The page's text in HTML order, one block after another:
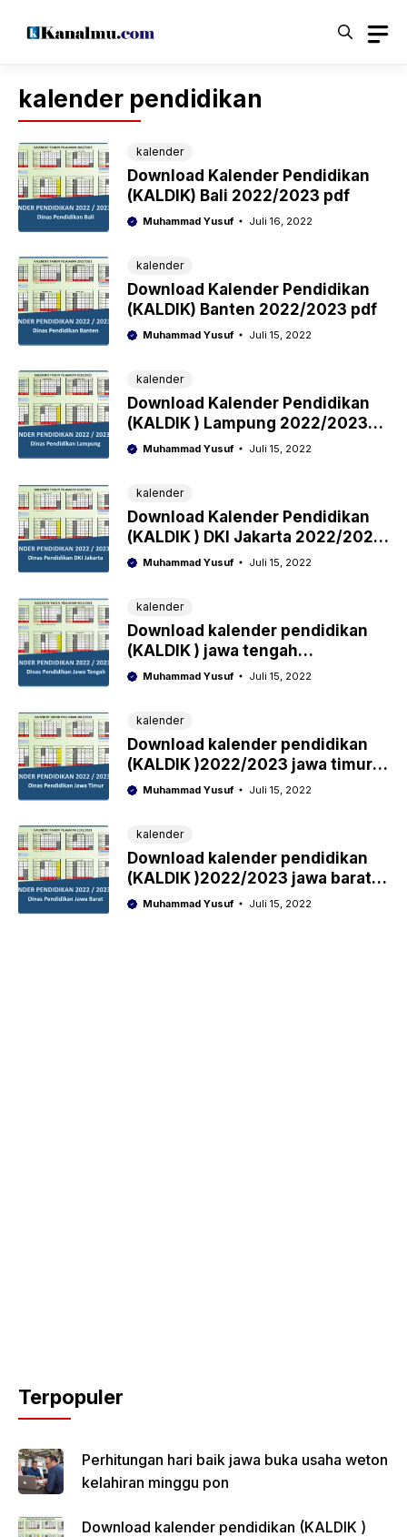
kalender pendidikan
kalender
Download Kalender Pendidikan
(KALDIK) Bali 2022/2023 pdf
Muhammad Yusuf Juli 16, 2022
kalender
Download Kalender Pendidikan
(KALDIK) Banten 2022/2023 pdf
Muhammad Yusuf Juli 15, 2022
kalender
Download Kalender Pendidikan
(KALDIK ) Lampung 2022/2023
pdfMuhammad Yusuf Juli 15, 2022
kalender
Download Kalender Pendidikan
(KALDIK ) DKI Jakarta 2022/2023
pdfMuhammad Yusuf Juli 15, 2022
kalender
Download kalender pendidikan
(KALDIK ) jawa tengah
2022/2023 pdf
Muhammad Yusuf Juli 15, 2022
kalender
Download kalender pendidikan
(KALDIK )2022/2023 jawa timur
pdfMuhammad Yusuf Juli 15, 2022
kalender
Download kalender pendidikan
(KALDIK )2022/2023 jawa barat
pdfMuhammad Yusuf Juli 15, 2022
Terpopuler
Perhitungan hari baik jawa buka usaha weton
kelahiran minggu pon
Download kalender pendidikan (KALDIK )